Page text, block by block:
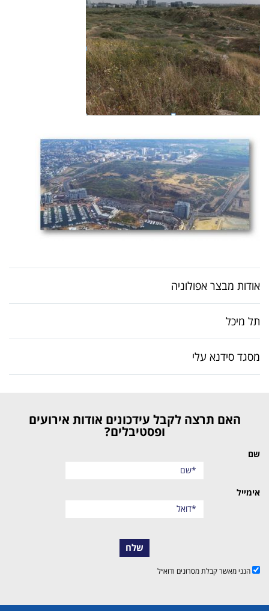
אודות מבצר אפולוניה
תל מיכל
מסגד סידנא עלי
האם תרצה לקבל עידכונים אודות אירועים
ופסטיבלים?
שם
אימייל
שלח
הנני מאשר קבלת מסרונים ודוא״ל